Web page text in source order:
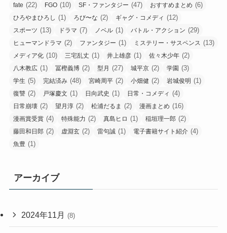
fate (22) FGO (10) SF・ファンタジー (47) おすすめまとめ (6)
ひろやまひろし (1) ろび〜な (2) ギャグ・コメディ (12)
スポーツ (13) ドラマ (7) ノベル (1) バトル・アクション (29)
ヒューマンドラマ (2) ファンタジー (1) ミステリー・サスペンス (13)
メディア化 (10) 三宅乱丈 (1) 井上雄彦 (1) 佐々木少年 (2)
八木教広 (1) 冨樫義博 (2) 型月 (27) 城平京 (2) 学園 (3)
学生 (5) 完結済み (48) 宮崎周平 (2) 小畑健 (2) 岩城俊明 (1)
復讐 (2) 戸塚慶文 (1) 日向武史 (1) 日常・コメディ (4)
日常崩壊 (2) 望月淳 (2) 松浦だるま (2) 漫画まとめ (16)
漫画賞受賞 (4) 特殊能力 (2) 真島ヒロ (1) 稲垣理一郎 (2)
藤田和日郎 (2) 虚淵玄 (2) 雷句誠 (1) 電子書籍サイト紹介 (4)
魚豊 (1)
アーカイブ
2024年11月 (8)